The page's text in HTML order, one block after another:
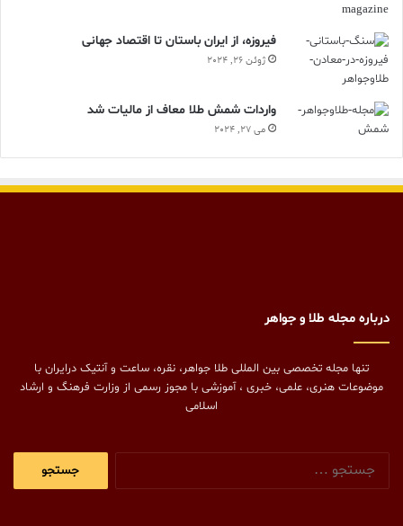
فیروزه، از ایران باستان تا اقتصاد جهانی
ژوئن 26, 2024
واردات شمش طلا معاف از مالیات شد
می 27, 2024
درباره مجله طلا و جواهر
تنها مجله تخصصی بین المللی طلا جواهر، نقره، ساعت و آنتیک درایران با
موضوعات هنری، علمی، خبری ، آموزشی با مجوز رسمی از وزارت فرهنگ و ارشاد
اسلامی